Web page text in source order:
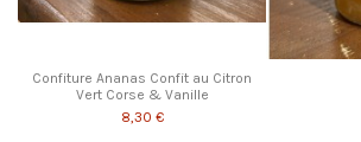
Confiture Ananas Confit au Citron
Vert Corse & Vanille
8,30 €